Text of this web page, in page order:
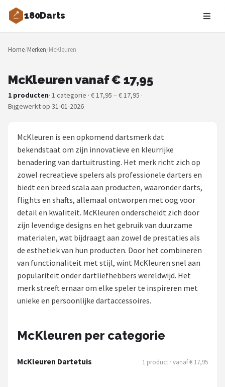
180Darts
Zoeken
NAVIGATIE
Merken
Dartspelers
Toernooien
Spelregels
Dartshop
POPULAIRE MERKEN
Target
Winmau
Bull's
Home/Merken/McKleuren
McKleuren vanaf € 17,95
1 producten· 1 categorie · € 17,95 – € 17,95 ·
Bijgewerkt op 31-01-2026
McKleuren is een opkomend dartsmerk dat
bekendstaat om zijn innovatieve en kleurrijke
benadering van dartuitrusting. Het merk richt zich op
zowel recreatieve spelers als professionele darters en
biedt een breed scala aan producten, waaronder darts,
flights en shafts, allemaal ontworpen met oog voor
detail en kwaliteit. McKleuren onderscheidt zich door
zijn levendige designs en het gebruik van duurzame
materialen, wat bijdraagt aan zowel de prestaties als
de esthetiek van hun producten. Door het combineren
van functionaliteit met stijl, wint McKleuren snel aan
populariteit onder dartliefhebbers wereldwijd. Het
merk streeft ernaar om elke speler te inspireren met
unieke en persoonlijke dartaccessoires.
McKleuren per categorie
McKleuren Dartetuis 1 product · vanaf € 17,95